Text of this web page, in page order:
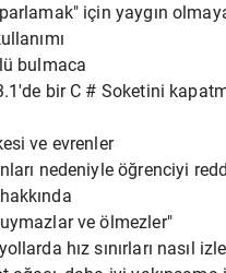
için yaygın
bulmaca
bir C # Soketini
ve evrenler
nedeniyle öğrenciyi
ve ölmezler"
hız sınırları nasıl